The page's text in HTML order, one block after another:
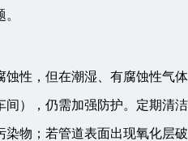
蚀性，但在潮湿、有腐蚀性气体
间），仍需加强防护。定期清洁
物；若管道表面出现氧化层破